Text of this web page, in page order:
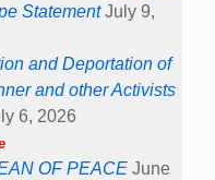
Statement July 9,
and Deportation of
and other Activists
6, 2026
OF PEACE June